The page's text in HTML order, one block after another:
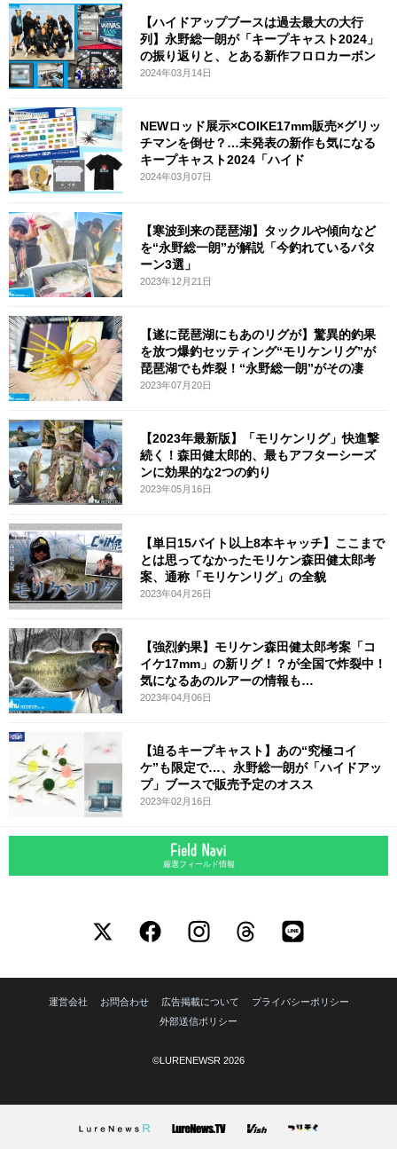
【ハイドアップブースは過去最大の大行
列】永野総一朗が「キープキャスト2024」
の振り返りと、とある新作フロロカーボン
2024年03月14日
NEWロッド展示×COIKE17mm販売×グリッ
チマンを倒せ？…未発表の新作も気になる
キープキャスト2024「ハイド
2024年03月07日
【寒波到来の琵琶湖】タックルや傾向など
を“永野総一朗”が解説「今釣れているパタ
ーン3選」
2023年12月21日
【遂に琵琶湖にもあのリグが】驚異的釣果
を放つ爆釣セッティング“モリケンリグ”が
琵琶湖でも炸裂！“永野総一朗”がその凄
2023年07月20日
【2023年最新版】「モリケンリグ」快進撃
続く！森田健太郎的、最もアフターシーズ
ンに効果的な2つの釣り
2023年05月16日
【単日15バイト以上8本キャッチ】ここまで
とは思ってなかったモリケン森田健太郎考
案、通称「モリケンリグ」の全貌
2023年04月26日
【強烈釣果】モリケン森田健太郎考案「コ
イケ17mm」の新リグ！？が全国で炸裂中！
気になるあのルアーの情報も…
2023年04月06日
【迫るキープキャスト】あの“究極コイ
ケ”も限定で…、永野総一朗が「ハイドアッ
プ」ブースで販売予定のオスス
2023年02月16日
厳選フィールド情報
運営会社 お問合わせ 広告掲載について
プライバシーポリシー
外部送信ポリシー
©LURENEWSR 2026